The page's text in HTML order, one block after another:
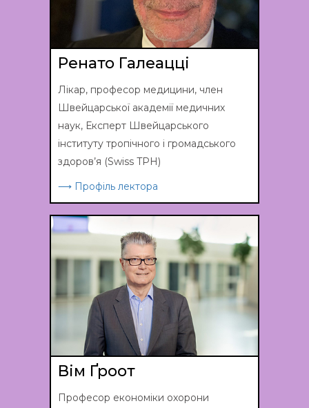
Ренато Галеацці
Лікар, професор медицини, член
Швейцарської академії медичних
наук, Експерт Швейцарського
інституту тропічного і громадського
здоров’я (Swiss TPH)
⟶ Профіль лектора
Вім Ґроот
Професор економіки охорони